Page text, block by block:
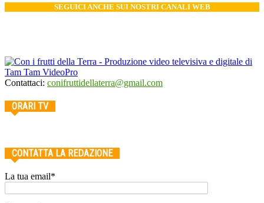
SEGUICI ANCHE SUI NOSTRI CANALI WEB
Contattaci: conifruttidellaterra@gmail.com
ORARI TV
CONTATTA LA REDAZIONE
La tua email*